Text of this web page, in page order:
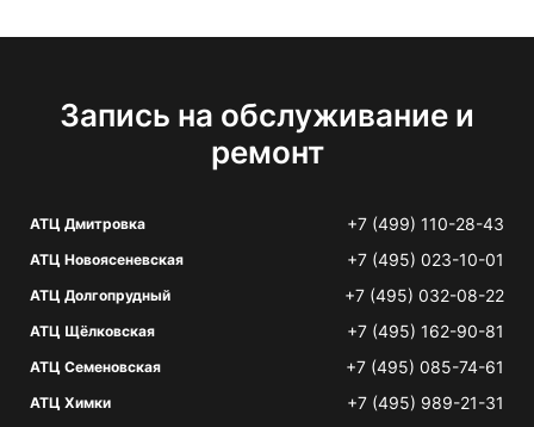
Запись на обслуживание и
ремонт
АТЦ Дмитровка +7 (499) 110-28-43
АТЦ Новоясеневская +7 (495) 023-10-01
АТЦ Долгопрудный +7 (495) 032-08-22
АТЦ Щёлковская +7 (495) 162-90-81
АТЦ Семеновская +7 (495) 085-74-61
АТЦ Химки +7 (495) 989-21-31